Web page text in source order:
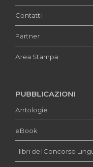
Contatti
Partner
Area Stampa
PUBBLICAZIONI
Antologie
eBook
I libri del Concorso